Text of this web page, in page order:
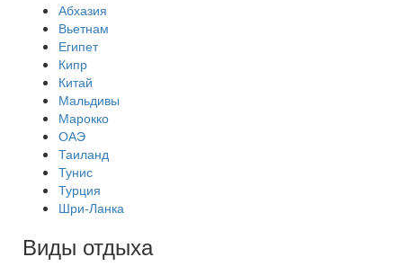
Абхазия
Вьетнам
Египет
Кипр
Китай
Мальдивы
Марокко
ОАЭ
Таиланд
Тунис
Турция
Шри-Ланка
Виды отдыха